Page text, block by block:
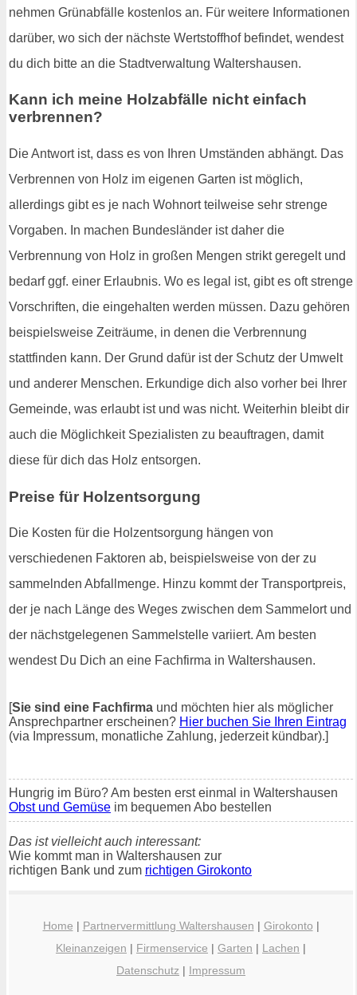
nehmen Grünabfälle kostenlos an. Für weitere Informationen
darüber, wo sich der nächste Wertstoffhof befindet, wendest
du dich bitte an die Stadtverwaltung Waltershausen.
Kann ich meine Holzabfälle nicht einfach
verbrennen?
Die Antwort ist, dass es von Ihren Umständen abhängt. Das
Verbrennen von Holz im eigenen Garten ist möglich,
allerdings gibt es je nach Wohnort teilweise sehr strenge
Vorgaben. In machen Bundesländer ist daher die
Verbrennung von Holz in großen Mengen strikt geregelt und
bedarf ggf. einer Erlaubnis. Wo es legal ist, gibt es oft strenge
Vorschriften, die eingehalten werden müssen. Dazu gehören
beispielsweise Zeiträume, in denen die Verbrennung
stattfinden kann. Der Grund dafür ist der Schutz der Umwelt
und anderer Menschen. Erkundige dich also vorher bei Ihrer
Gemeinde, was erlaubt ist und was nicht. Weiterhin bleibt dir
auch die Möglichkeit Spezialisten zu beauftragen, damit
diese für dich das Holz entsorgen.
Preise für Holzentsorgung
Die Kosten für die Holzentsorgung hängen von
verschiedenen Faktoren ab, beispielsweise von der zu
sammelnden Abfallmenge. Hinzu kommt der Transportpreis,
der je nach Länge des Weges zwischen dem Sammelort und
der nächstgelegenen Sammelstelle variiert. Am besten
wendest Du Dich an eine Fachfirma in Waltershausen.
[Sie sind eine Fachfirma und möchten hier als möglicher
Ansprechpartner erscheinen? Hier buchen Sie Ihren Eintrag
(via Impressum, monatliche Zahlung, jederzeit kündbar).]
Hungrig im Büro? Am besten erst einmal in Waltershausen
Obst und Gemüse im bequemen Abo bestellen
Das ist vielleicht auch interessant:
Wie kommt man in Waltershausen zur
richtigen Bank und zum richtigen Girokonto
Home | Partnervermittlung Waltershausen | Girokonto |
Kleinanzeigen | Firmenservice | Garten | Lachen |
Datenschutz | Impressum